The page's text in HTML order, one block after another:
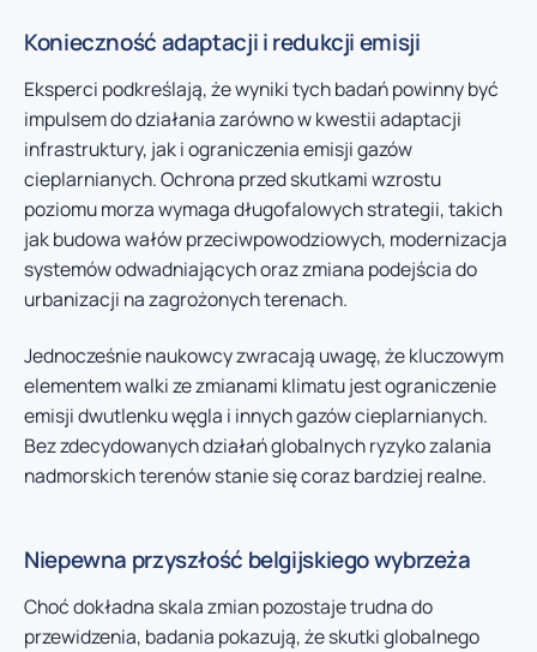
Konieczność adaptacji i redukcji emisji
Eksperci podkreślają, że wyniki tych badań powinny być
impulsem do działania zarówno w kwestii adaptacji
infrastruktury, jak i ograniczenia emisji gazów
cieplarnianych. Ochrona przed skutkami wzrostu
poziomu morza wymaga długofalowych strategii, takich
jak budowa wałów przeciwpowodziowych, modernizacja
systemów odwadniających oraz zmiana podejścia do
urbanizacji na zagrożonych terenach.
Jednocześnie naukowcy zwracają uwagę, że kluczowym
elementem walki ze zmianami klimatu jest ograniczenie
emisji dwutlenku węgla i innych gazów cieplarnianych.
Bez zdecydowanych działań globalnych ryzyko zalania
nadmorskich terenów stanie się coraz bardziej realne.
Niepewna przyszłość belgijskiego wybrzeża
Choć dokładna skala zmian pozostaje trudna do
przewidzenia, badania pokazują, że skutki globalnego